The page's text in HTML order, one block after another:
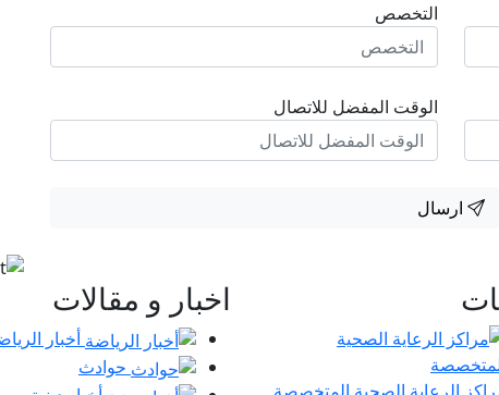
التخصص
الوقت المفضل للاتصال
ارسال
اخبار و مقالات
أخبار
حوادث